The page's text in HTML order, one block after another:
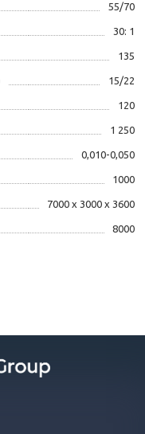
55/70
30: 1
135
15/22
120
1 250
0,010-0,050
1000
7000 х 3000 х 3600
8000